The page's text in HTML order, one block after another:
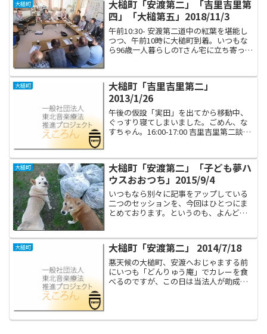
先月から...
大槌町
大槌町「安渡第二」「吉里吉里第
四」「大槌第五」2018/11/3
午前10:30- 安渡第二道中の紅葉を堪能し
つつ、午前10時に大槌町到着。いつもな
ら96歳一人暮らしのTさん宅に立ち寄って
した。それは仮設時代から熱心にサロン
参加して下...
大槌町
大槌町「吉里吉里第二」
2013/1/26
午後の仮設「実田」を出てから移動中、
ぐっすり寝てしまいました。ごめん、な
すちゃん。16:00-17:00 吉里吉里第二談話
ままになってました。中からは小学生の
男子と女子...
大槌町
大槌町「安渡第二」「子ども夢ハ
ウスおおつち」2015/9/4
いつもなら別々に記事をアップしている
二つのセッションを、今回はひとつにま
とめております。というのも、よんどこ
回するにあたり、大槌町地域支援員配置
事業所という事務所に連...
大槌町 大槌町「安渡第二」 2014/7/18
悪天候の大槌町、安渡へおじゃまする前
にいつも「どんりゅう庵」でカレーを食
べるのですが、この日は当法人が助成金
移動、というので大変お忙し...